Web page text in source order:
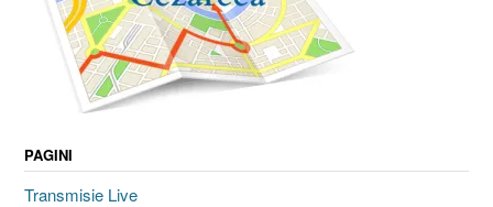
PAGINI
Transmisie Live